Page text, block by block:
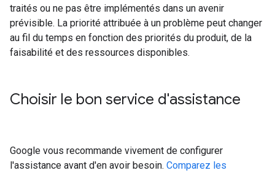
traités ou ne pas être implémentés dans un avenir
prévisible. La priorité attribuée à un problème peut changer
au fil du temps en fonction des priorités du produit, de la
faisabilité et des ressources disponibles.
Choisir le bon service d'assistance
Google vous recommande vivement de configurer
l'assistance avant d'en avoir besoin. Comparez les